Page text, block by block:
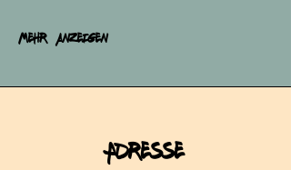
Mehr anzeigen
Adresse